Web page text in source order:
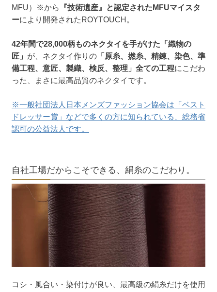
MFU）※から
『技術遺産』と認定されたMFUマイスタ
ーにより開発されたROYTOUCH。
42年間で28,000柄ものネクタイを手がけた「織物の
匠」 が、ネクタイ作りの 「原糸、撚糸、精錬、染色、準
備工程、意匠、製織、検反、整理」全ての工程にこだわ
った、まさに最高品質のネクタイです。
※一般社団法人日本メンズファッション協会は「ベスト
ドレッサー賞」などで多くの方に知られている、総務省
認可の公益法人です。
自社工場だからこそできる、絹糸のこだわり。
コシ・風合い・染付けが良い、最高級の絹糸だけを使用